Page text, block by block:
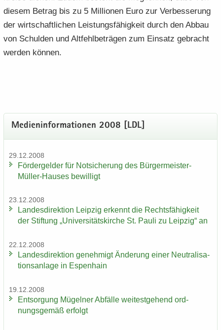
die­sem Be­trag bis zu 5 Mil­lio­nen Euro zur Ver­bes­se­rung
der wirt­schaft­li­chen Leis­tungs­fä­hig­keit durch den Abbau
von Schul­den und Alt­fehl­be­trä­gen zum Ein­satz ge­bracht
wer­den kön­nen.
Me­di­en­in­for­ma­tio­nen 2008 [LDL]
29.12.2008
För­der­gel­der für Not­si­che­rung des Bürgermeister-​
Müller-Hauses be­wil­ligt
23.12.2008
Lan­des­di­rek­ti­on Leip­zig er­kennt die Rechts­fä­hig­keit
der Stif­tung „Uni­ver­si­täts­kir­che St. Pauli zu Leip­zig“ an
22.12.2008
Lan­des­di­rek­ti­on ge­neh­migt Än­de­rung einer Neu­tra­li­sa­
ti­ons­an­la­ge in Es­pen­hain
19.12.2008
Ent­sor­gung Mü­gel­ner Ab­fäl­le wei­test­ge­hend ord­
nungs­ge­mäß er­folgt